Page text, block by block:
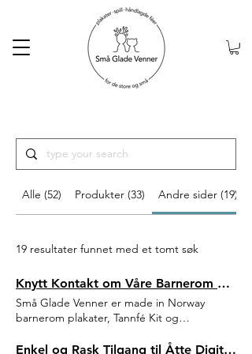
Alle (52) Produkter (33) Andre sider (19)
19 resultater funnet med et tomt søk
Knytt Kontakt om Våre Barnerom Plakater Nettbutikk | Små Glade Venner | Oslo, Norge
Små Glade Venner er made in Norway
barnerom plakater, Tannfé Kit og
store. Vakkert utført med formål å stimulereEnkel og Rask Tilgang til Åtte Digital Bursdagskortinvitasjoner | Små Glade Venner | Oslo, Norge